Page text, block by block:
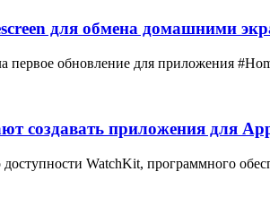
для обмена домашними
первое обновление для приложения
создавать приложения для
WatchKit, программного